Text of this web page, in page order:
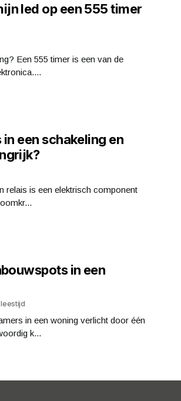
led op een 555 timer
Een 555 timer is een van de
een schakeling en
relais is een elektrisch component
in een
leestijd
in een woning verlicht door één
k...